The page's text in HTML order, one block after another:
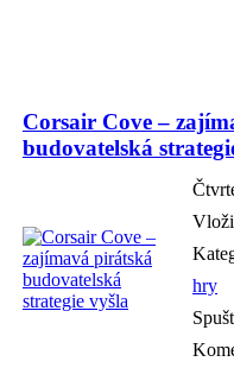
Corsair Cove –
budovatelská
hry